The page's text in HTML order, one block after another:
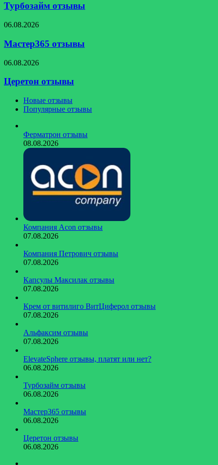
Турбозайм отзывы
Мастер365
06.08.2026
Мастер365 отзывы
Церетон
06.08.2026
Церетон отзывы
Новые отзывы
Популярные отзывы
Ферматрон отзывы
08.08.2026
Компания Acon отзывы
07.08.2026
Компания Петрович отзывы
07.08.2026
Капсулы Максилак отзывы
07.08.2026
Крем от витилиго ВитЦиферол отзывы
07.08.2026
Альфаксим отзывы
07.08.2026
ElevateSphere отзывы, платят или нет?
06.08.2026
Турбозайм отзывы
06.08.2026
Мастер365 отзывы
06.08.2026
Церетон отзывы
06.08.2026